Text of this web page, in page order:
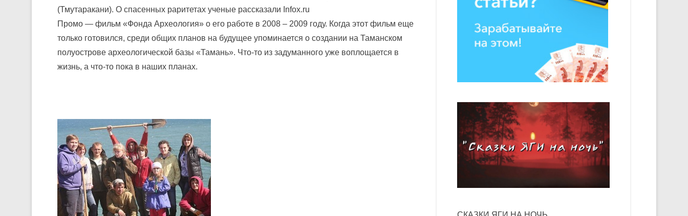
(Тмутаракани). О спасенных раритетах ученые рассказали Infox.ru
Промо — фильм «Фонда Археология» о его работе в 2008 – 2009 году. Когда этот фильм еще
только готовился, среди общих планов на будущее упоминается о создании на Таманском
полуострове археологической базы «Тамань». Что-то из задуманного уже воплощается в
жизнь, а что-то пока в наших планах.